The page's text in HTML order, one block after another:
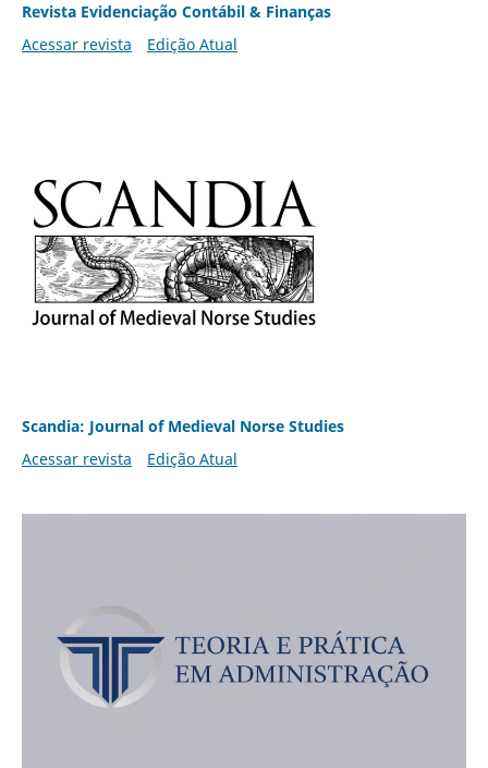
Revista Evidenciação Contábil & Finanças
Acessar revista
Edição Atual
Scandia: Journal of Medieval Norse Studies
Acessar revista
Edição Atual